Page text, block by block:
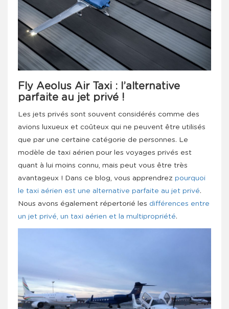
Fly Aeolus Air Taxi : l’alternative
parfaite au jet privé !
Les jets privés sont souvent considérés comme des
avions luxueux et coûteux qui ne peuvent être utilisés
que par une certaine catégorie de personnes. Le
modèle de taxi aérien pour les voyages privés est
quant à lui moins connu, mais peut vous être très
avantageux ! Dans ce blog, vous apprendrez pourquoi
le taxi aérien est une alternative parfaite au jet privé.
Nous avons également répertorié les différences entre
un jet privé, un taxi aérien et la multipropriété.